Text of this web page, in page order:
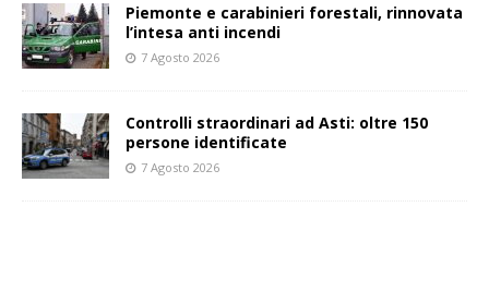
Piemonte e carabinieri forestali, rinnovata
l’intesa anti incendi
7 Agosto 2026
Controlli straordinari ad Asti: oltre 150
persone identificate
7 Agosto 2026